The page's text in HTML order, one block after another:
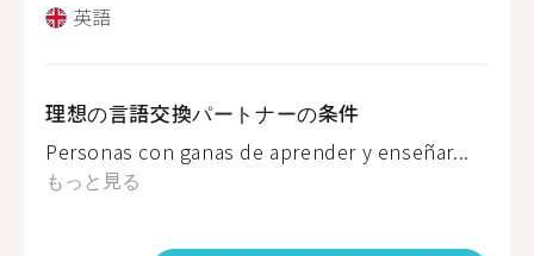
英語
理想の言語交換パートナーの条件
Personas con ganas de aprender y enseñar...
もっと見る